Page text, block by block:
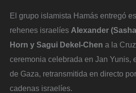
El grupo islamista Hamás entregó
rehenes israelíes Alexander
Horn y Sagui Dekel-Chen a la
ceremonia celebrada en Jan Yunis,
de Gaza, retransmitida en directo
cadenas israelíes.